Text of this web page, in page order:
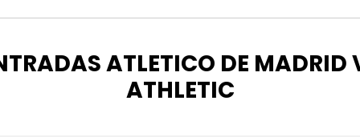
ATLETICO DE MADRID
ATHLETIC